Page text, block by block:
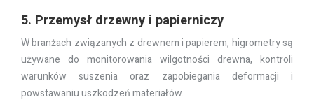
5. Przemysł drzewny i papierniczy
W branżach związanych z drewnem i papierem, higrometry są
używane do monitorowania wilgotności drewna, kontroli
warunków suszenia oraz zapobiegania deformacji i
powstawaniu uszkodzeń materiałów.